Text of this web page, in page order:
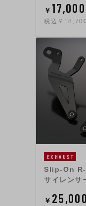
￥ 17,000
税込￥18,700
EXHAUST
Slip-On R-
サイレンサ
￥ 25,000